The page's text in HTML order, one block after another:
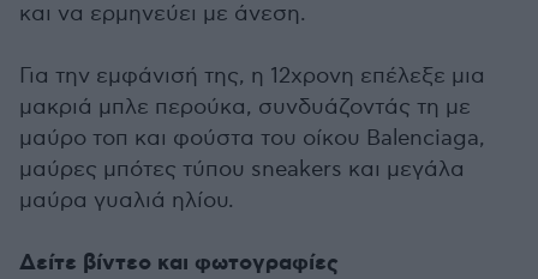
και να ερμηνεύει με άνεση.
Για την εμφάνισή της, η 12χρονη επέλεξε μια
μακριά μπλε περούκα, συνδυάζοντάς τη με
μαύρο τοπ και φούστα του οίκου Balenciaga,
μαύρες μπότες τύπου sneakers και μεγάλα
μαύρα γυαλιά ηλίου.
Δείτε βίντεο και φωτογραφίες